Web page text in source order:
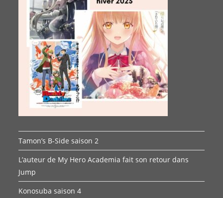
Tamon’s B-Side saison 2
L’auteur de My Hero Academia fait son retour dans
Jump
Konosuba saison 4